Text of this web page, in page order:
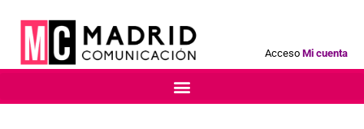
Acceso Mi cuenta